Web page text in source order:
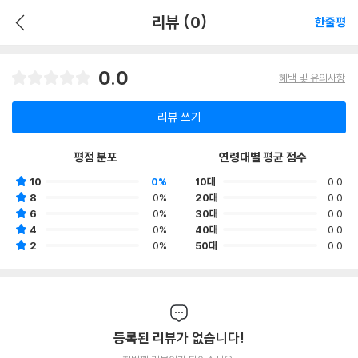
리뷰 (0) 한줄평
0.0 혜택 및 유의사항
리뷰 쓰기
평점 분포
10
0%
8
0%
6
0%
4
0%
2
0%
연령대별 평균 점수
10대
0.0
20대
0.0
30대
0.0
40대
0.0
50대
0.0
등록된 리뷰가 없습니다!